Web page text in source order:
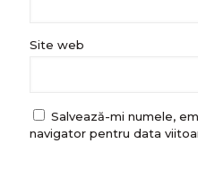
Site web
Salvează-mi numele,
navigator pentru data